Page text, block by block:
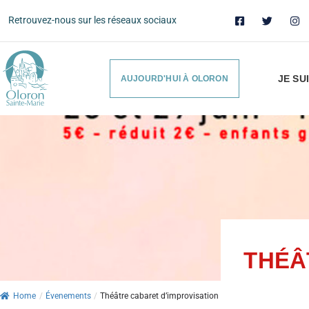
Retrouvez-nous sur les réseaux sociaux
AUJOURD'HUI À OLORON JE
Home / Évenements / Théâtre cabaret d’improvisation